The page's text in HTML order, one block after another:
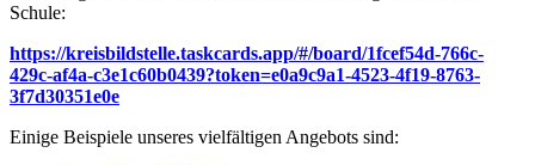
Schule:
https://kreisbildstelle.taskcards.app/#/board/1fcef54d-766c-
429c-af4a-c3e1c60b0439?token=e0a9c9a1-4523-4f19-8763-
3f7d30351e0e
Einige Beispiele unseres vielfältigen Angebots sind: